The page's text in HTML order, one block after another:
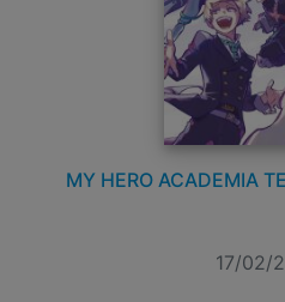
MY HERO ACADEMIA
17/02/